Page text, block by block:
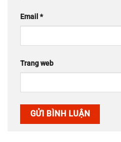
Email *
Trang web